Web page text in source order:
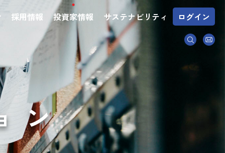
採用情報 投資家情報 サステナビリティ ログイン
ン